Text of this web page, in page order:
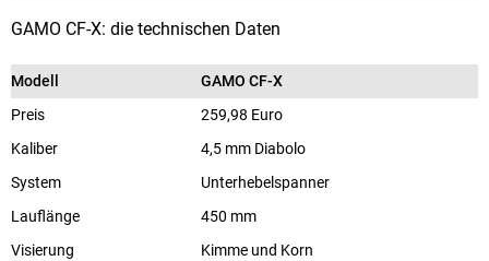
GAMO CF-X: die technischen Daten
Modell
GAMO CF-X
Preis
259,98 Euro
Kaliber
4,5 mm Diabolo
System
Unterhebelspanner
Lauflänge
450 mm
Visierung
Kimme und Korn